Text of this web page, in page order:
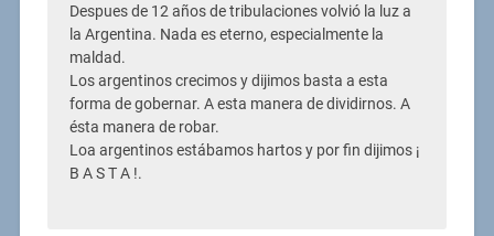
Despues de 12 años de tribulaciones volvió la luz a
la Argentina. Nada es eterno, especialmente la
maldad.
Los argentinos crecimos y dijimos basta a esta
forma de gobernar. A esta manera de dividirnos. A
ésta manera de robar.
Loa argentinos estábamos hartos y por fin dijimos ¡
B A S T A !.